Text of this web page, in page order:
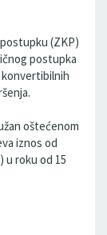
(ZKP)
postupka
konvertibilnih
oštećenom
iznos od
u roku od 15